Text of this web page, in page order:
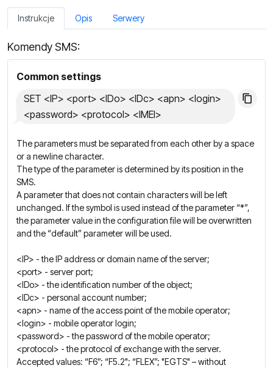
Instrukcje Opis Serwery
Komendy SMS:
Common settings
SET <IP> <port> <IDo> <IDc> <apn> <login>
<password> <protocol> <IMEI>
The parameters must be separated from each other by a space
or a newline character.
The type of the parameter is determined by its position in the
SMS.
A parameter that does not contain characters will be left
unchanged. If the symbol is used instead of the parameter “*”,
the parameter value in the configuration file will be overwritten
and the “default” parameter will be used.
<IP> - the IP address or domain name of the server;
<port> - server port;
<IDo> - the identification number of the object;
<IDc> - personal account number;
<apn> - name of the access point of the mobile operator;
<login> - mobile operator login;
<password> - the password of the mobile operator;
<protocol> - the protocol of exchange with the server.
Accepted values: “F6”; “F5.2"; “FLEX”; "EGTS" – without